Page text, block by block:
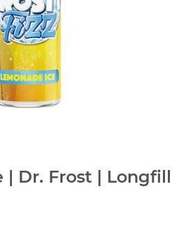
| Dr. Frost | Longfill